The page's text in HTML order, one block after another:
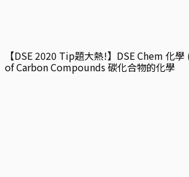
【DSE 2020 Tip題大熱!】DSE Chem 化
of Carbon Compounds 碳化合物的化學